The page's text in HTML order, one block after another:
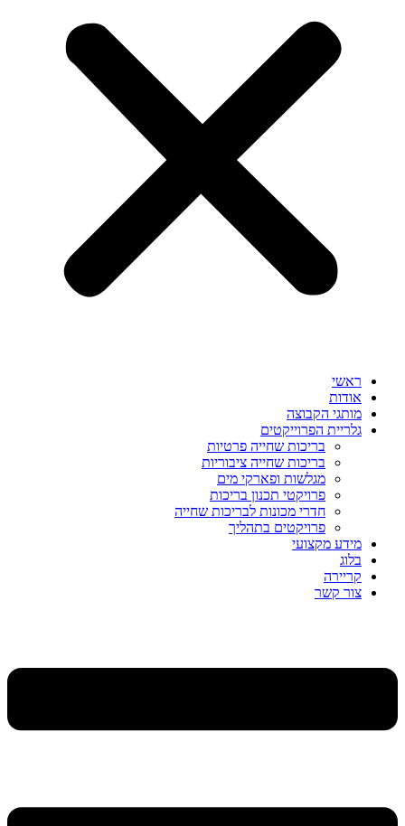
ראשי
אודות
מותגי הקבוצה
גלריית הפרוייקטים
בריכות שחייה פרטיות
בריכות שחייה ציבוריות
מגלשות ופארקי מים
פרויקטי תכנון בריכות
חדרי מכונות לבריכות שחייה
פרויקטים בתהליך
מידע מקצועי
בלוג
קריירה
צור קשר